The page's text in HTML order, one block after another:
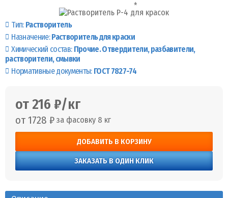
Тип: Растворитель
Назначение:Растворитель для краски
Химический состав: Прочие. Отвердители, разбавители,
растворители, смывки
Нормативные документы: ГОСТ 7827-74
от 216 ₽/кг
от 1728 ₽ за фасовку 8 кг
ДОБАВИТЬ В КОРЗИНУ
ЗАКАЗАТЬ В ОДИН КЛИК